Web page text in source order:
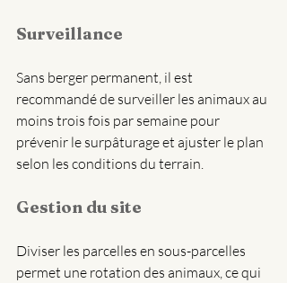
Surveillance
Sans berger permanent, il est
recommandé de surveiller les animaux au
moins trois fois par semaine pour
prévenir le surpâturage et ajuster le plan
selon les conditions du terrain.
Gestion du site
Diviser les parcelles en sous-parcelles
permet une rotation des animaux, ce qui